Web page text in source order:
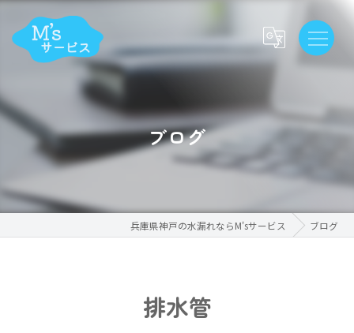
ブログ
兵庫県神戸の水漏れならM'sサービス ブログ
排水管